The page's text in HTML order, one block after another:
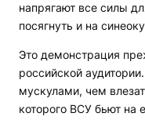
напрягают все силы
посягнуть и на
Это демонстрация
российской
мускулами, чем
которого ВСУ бьют на